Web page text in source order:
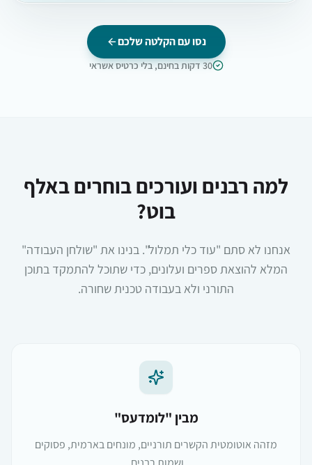
נסו עם הקלטה שלכם
30 דקות בחינם, בלי כרטיס אשראי
למה רבנים ועורכים בוחרים באלף
בוט?
אנחנו לא סתם "עוד כלי תמלול". בנינו את "שולחן העבודה"
המלא להוצאת ספרים ועלונים, כדי שתוכל להתמקד בתוכן
התורני ולא בעבודה טכנית שחורה.
מבין "לומדעס"
מזהה אוטומטית הקשרים תורניים, מונחים בארמית, פסוקים